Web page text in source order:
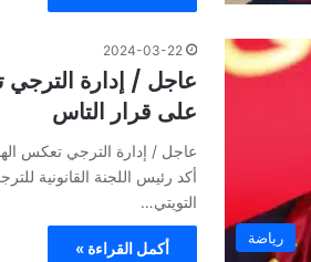
رياضة
2024-03-22
عاجل / إدارة
على قرار التاس
عاجل / إدارة الترجي تعكس
أكد رئيس اللجنة القانونية
التويتي…
أكمل القراءة »